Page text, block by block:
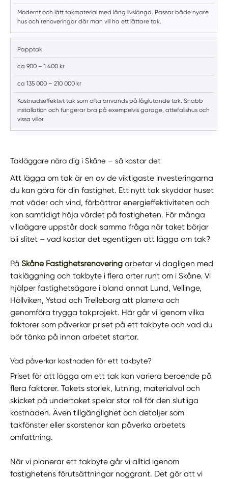
Modernt och lätt takmaterial med lång livslängd. Passar både nyare
hus och renoveringar där man vill ha ett lättare tak.
Papptak
ca 900 – 1 400 kr
ca 135 000 – 210 000 kr
Kostnadseffektivt tak som ofta används på låglutande tak. Snabb
installation och fungerar bra på exempelvis garage, attefallshus och
vissa villor.
Takläggare nära dig i Skåne – så kostar det
Att lägga om tak är en av de viktigaste investeringarna
du kan göra för din fastighet. Ett nytt tak skyddar huset
mot väder och vind, förbättrar energieffektiviteten och
kan samtidigt höja värdet på fastigheten. För många
villaägare uppstår dock samma fråga när taket börjar
bli slitet – vad kostar det egentligen att lägga om tak?
PåSkåne Fastighetsrenovering arbetar vi dagligen med
takläggning och takbyte i flera orter runt om i Skåne. Vi
hjälper fastighetsägare i bland annat Lund, Vellinge,
Höllviken, Ystad och Trelleborg att planera och
genomföra trygga takprojekt. Här går vi igenom vilka
faktorer som påverkar priset på ett takbyte och vad du
bör tänka på innan arbetet startar.
Vad påverkar kostnaden för ett takbyte?
Priset för att lägga om ett tak kan variera beroende på
flera faktorer. Takets storlek, lutning, materialval och
skicket på undertaket spelar stor roll för den slutliga
kostnaden. Även tillgänglighet och detaljer som
takfönster eller skorstenar kan påverka arbetets
omfattning.
När vi planerar ett takbyte går vi alltid igenom
fastighetens förutsättningar noggrant. Det gör att vi